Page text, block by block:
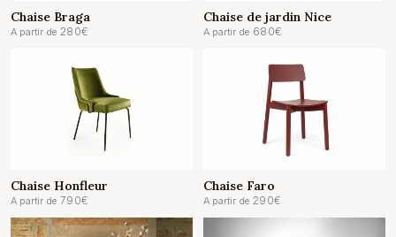
Chaise Braga
A partir de 280€
Chaise de jardin Nice
A partir de 680€
Chaise Honfleur
A partir de 790€
Chaise Faro
A partir de 290€